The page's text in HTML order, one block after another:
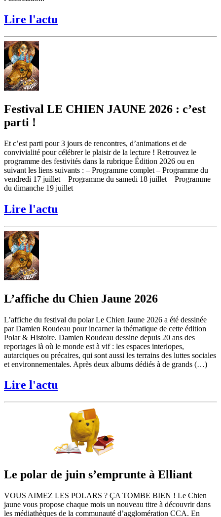
Lire l'actu
Festival LE CHIEN JAUNE 2026 : c’est
parti !
Et c’est parti pour 3 jours de rencontres, d’animations et de
convivialité pour célébrer le plaisir de la lecture ! Retrouvez le
programme des festivités dans la rubrique Édition 2026 ou en
suivant les liens suivants : – Programme complet – Programme du
vendredi 17 juillet – Programme du samedi 18 juillet – Programme
du dimanche 19 juillet
Lire l'actu
L’affiche du Chien Jaune 2026
L’affiche du festival du polar Le Chien Jaune 2026 a été dessinée
par Damien Roudeau pour incarner la thématique de cette édition
Polar & Histoire. Damien Roudeau dessine depuis 20 ans des
reportages là où le monde est à vif : les espaces interlopes,
autarciques ou précaires, qui sont aussi les terrains des luttes sociales
et environnementales. Après deux albums dédiés à de grands (…)
Lire l'actu
Le polar de juin s’emprunte à Elliant
VOUS AIMEZ LES POLARS ? ÇA TOMBE BIEN ! Le Chien
jaune vous propose chaque mois un nouveau titre à découvrir dans
les médiathèques de la communauté d’agglomération CCA. En